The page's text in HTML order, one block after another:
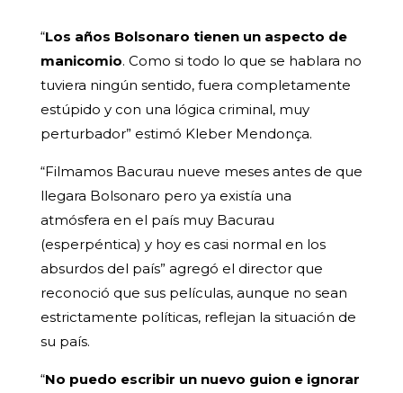
“Los años Bolsonaro tienen un aspecto de
manicomio. Como si todo lo que se hablara no
tuviera ningún sentido, fuera completamente
estúpido y con una lógica criminal, muy
perturbador” estimó Kleber Mendonça.
“Filmamos Bacurau nueve meses antes de que
llegara Bolsonaro pero ya existía una
atmósfera en el país muy Bacurau
(esperpéntica) y hoy es casi normal en los
absurdos del país” agregó el director que
reconoció que sus películas, aunque no sean
estrictamente políticas, reflejan la situación de
su país.
“No puedo escribir un nuevo guion e ignorar